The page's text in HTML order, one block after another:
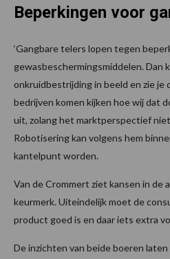
Beperkingen voor
‘Gangbare telers lopen tegen
gewasbeschermingsmiddelen. Dan
onkruidbestrijding in beeld en zie je
bedrijven komen kijken hoe wij dat
uit, zolang het marktperspectief
Robotisering kan volgens hem
kantelpunt worden.
Van de Crommert ziet kansen in de
keurmerk. Uiteindelijk moet de
product goed is en daar iets extra
De inzichten van beide boeren